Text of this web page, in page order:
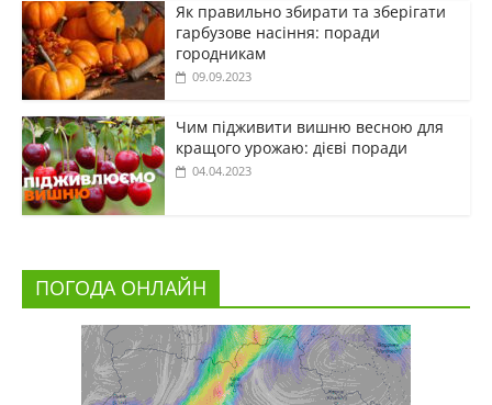
Як правильно збирати та зберігати
гарбузове насіння: поради
городникам
09.09.2023
Чим підживити вишню весною для
кращого урожаю: дієві поради
04.04.2023
ПОГОДА ОНЛАЙН